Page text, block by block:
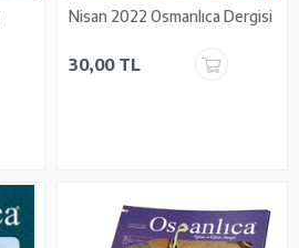
Nisan 2022 Osmanlıca Dergisi
30,00 TL